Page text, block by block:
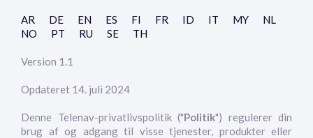
AR DE EN ES FI FR ID IT MY
NL
NO
PT RU SE TH
Version 1.1
Opdateret 14. juli 2024
Denne Telenav-privatlivspolitik ("Politik") regulerer din
brug af og adgang til visse tjenester, produkter eller